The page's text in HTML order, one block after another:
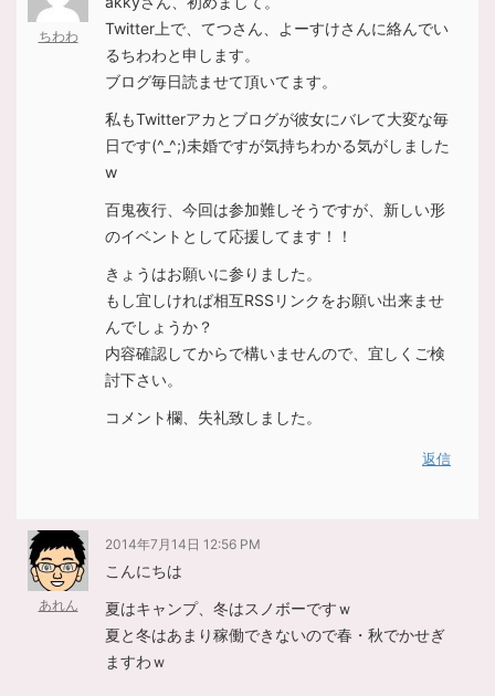
ちわわ
Twitter上で、てつさん、よーすけさんに絡んでい
るちわわと申します。
ブログ毎日読ませて頂いてます。
私もTwitterアカとブログが彼女にバレて大変な毎
日です(^_^;)未婚ですが気持ちわかる気がしました
w
百鬼夜行、今回は参加難しそうですが、新しい形
のイベントとして応援してます！！
きょうはお願いに参りました。
もし宜しければ相互RSSリンクをお願い出来ませ
んでしょうか？
内容確認してからで構いませんので、宜しくご検
討下さい。
コメント欄、失礼致しました。
返信
あれん
2014年7月14日 12:56 PM
こんにちは
夏はキャンプ、冬はスノボーですｗ
夏と冬はあまり稼働できないので春・秋でかせぎ
ますわｗ